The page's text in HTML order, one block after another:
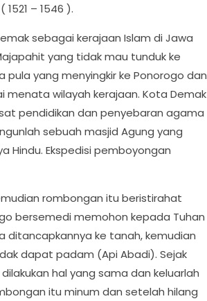
– 1546 ).
sebagai kerajaan Islam di Jawa
yang tidak mau tunduk ke
pula yang menyingkir ke Ponorogo dan
menata wilayah kerajaan. Kota Demak
pendidikan dan penyebaran agama
sebuah masjid Agung yang
Hindu. Ekspedisi pemboyongan
rombongan itu beristirahat
bersemedi memohon kepada Tuhan
ditancapkannya ke tanah, kemudian
dapat padam (Api Abadi). Sejak
hal yang sama dan keluarlah
itu minum dan setelah hilang